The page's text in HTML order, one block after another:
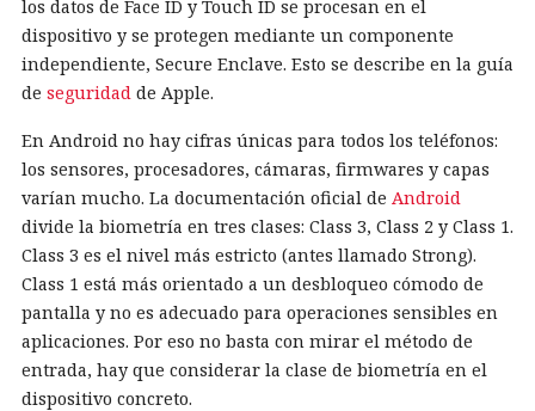
los datos de Face ID y Touch ID se procesan en el
dispositivo y se protegen mediante un componente
independiente, Secure Enclave. Esto se describe en la guía
de seguridad de Apple.
En Android no hay cifras únicas para todos los teléfonos:
los sensores, procesadores, cámaras, firmwares y capas
varían mucho. La documentación oficial de Android
divide la biometría en tres clases: Class 3, Class 2 y Class 1.
Class 3 es el nivel más estricto (antes llamado Strong).
Class 1 está más orientado a un desbloqueo cómodo de
pantalla y no es adecuado para operaciones sensibles en
aplicaciones. Por eso no basta con mirar el método de
entrada, hay que considerar la clase de biometría en el
dispositivo concreto.